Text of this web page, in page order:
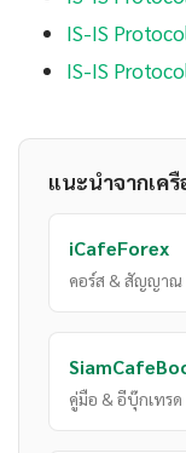
IS-IS
IS-IS
แนะนำจากเค
iCafeForex
คอร์ส & สัญญาณ
คู่มือ & อีบุ๊กเทรด